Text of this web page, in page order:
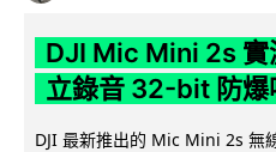
DJI Mic Mini 2s 實
立錄音 32-bit 防爆
DJI 最新推出的 Mic Mini 2s 無